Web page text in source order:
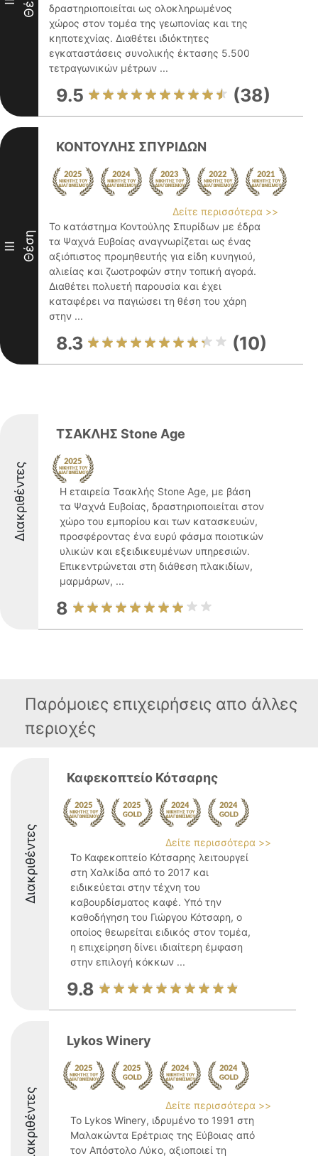
II
δραστηριοποιείται ως ολοκληρωμένος
χώρος στον τομέα της γεωπονίας και της
κηποτεχνίας. Διαθέτει ιδιόκτητες
εγκαταστάσεις συνολικής έκτασης 5.500
τετραγωνικών μέτρων ...
9.5 (38)
III Θέση
ΚΟΝΤΟΥΛΗΣ ΣΠΥΡΙΔΩΝ
Δείτε περισσότερα >>
Το κατάστημα Κοντούλης Σπυρίδων με έδρα
τα Ψαχνά Ευβοίας αναγνωρίζεται ως ένας
αξιόπιστος προμηθευτής για είδη κυνηγιού,
αλιείας και ζωοτροφών στην τοπική αγορά.
Διαθέτει πολυετή παρουσία και έχει
καταφέρει να παγιώσει τη θέση του χάρη
στην ...
8.3 (10)
Διακριθέντες
ΤΣΑΚΛΗΣ Stone Age
Η εταιρεία Τσακλής Stone Age, με βάση
τα Ψαχνά Ευβοίας, δραστηριοποιείται στον
χώρο του εμπορίου και των κατασκευών,
προσφέροντας ένα ευρύ φάσμα ποιοτικών
υλικών και εξειδικευμένων υπηρεσιών.
Επικεντρώνεται στη διάθεση πλακιδίων,
μαρμάρων, ...
8
Παρόμοιες επιχειρήσεις απο άλλες
περιοχές
Διακριθέντες
Καφεκοπτείο Κότσαρης
Δείτε περισσότερα >>
Το Καφεκοπτείο Κότσαρης λειτουργεί
στη Χαλκίδα από το 2017 και
ειδικεύεται στην τέχνη του
καβουρδίσματος καφέ. Υπό την
καθοδήγηση του Γιώργου Κότσαρη, ο
οποίος θεωρείται ειδικός στον τομέα,
η επιχείρηση δίνει ιδιαίτερη έμφαση
στην επιλογή κόκκων ...
9.8
Διακριθέντες
Lykos Winery
Δείτε περισσότερα >>
Το Lykos Winery, ιδρυμένο το 1991 στη
Μαλακώντα Ερέτριας της Εύβοιας από
τον Απόστολο Λύκο, αξιοποιεί τη